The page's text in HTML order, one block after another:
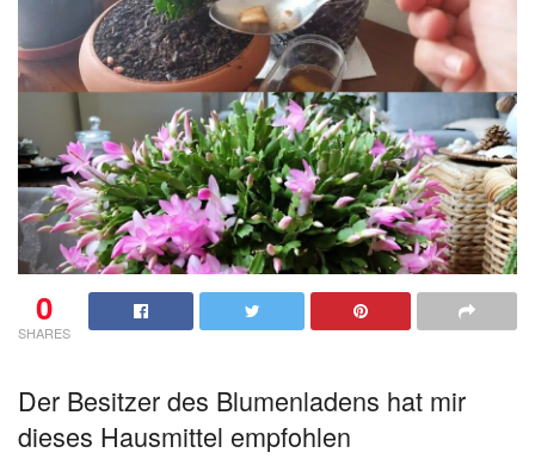
0
SHARES
Der Besitzer des Blumenladens hat mir
dieses Hausmittel empfohlen